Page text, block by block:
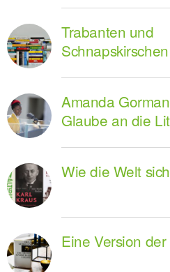
Trabanten und
Schnapskirschen
Amanda
Glaube an die
Wie die Welt
Eine Version